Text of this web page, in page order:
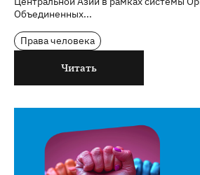
Объединенных...
Права человека
Читать